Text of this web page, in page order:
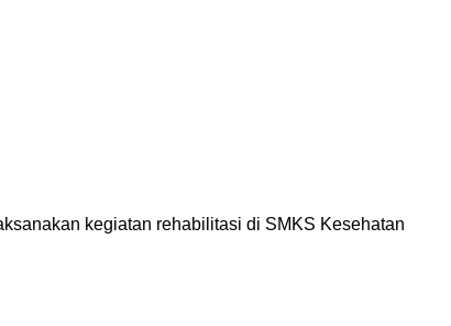
kegiatan rehabilitasi di SMKS Kesehatan